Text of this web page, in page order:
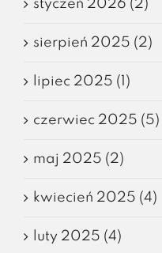
styczeń 2026 (2)
sierpień 2025 (2)
lipiec 2025 (1)
czerwiec 2025 (5)
maj 2025 (2)
kwiecień 2025 (4)
luty 2025 (4)